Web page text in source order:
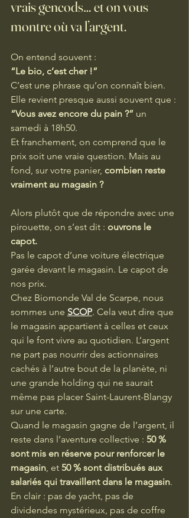
vrais gencods… et on vous
montre où va l’argent.
On entend souvent :
“Le bio, c’est cher !”
C’est une phrase qu’on connaît bien.
Elle revient presque aussi souvent que :
“Vous avez encore du pain ?” un
samedi à 18h50.
Et franchement, on comprend que le
prix soit une vraie question. Mais au
fond, sur votre panier, combien reste
vraiment au magasin ?
Alors plutôt que de répondre avec une
pirouette, on s’est dit : ouvrons le
capot.
Pas le capot d’une voiture électrique
garée devant le magasin. Le capot de
nos prix.
Chez Biomonde Val de Scarpe, nous
sommes une SCOP. Cela veut dire que
le magasin appartient à celles et ceux
qui le font vivre au quotidien. L’argent
ne part pas nourrir des actionnaires
cachés à l’autre bout de la planète, ni
une grande holding qui ne saurait
même pas placer Saint-Laurent-Blangy
sur une carte.
Quand le magasin gagne de l’argent, il
reste dans l’aventure collective : 50 %
sont mis en réserve pour renforcer le
magasin, et 50 % sont distribués aux
salariés qui travaillent dans le magasin.
En clair : pas de yacht, pas de
dividendes mystérieux, pas de coffre